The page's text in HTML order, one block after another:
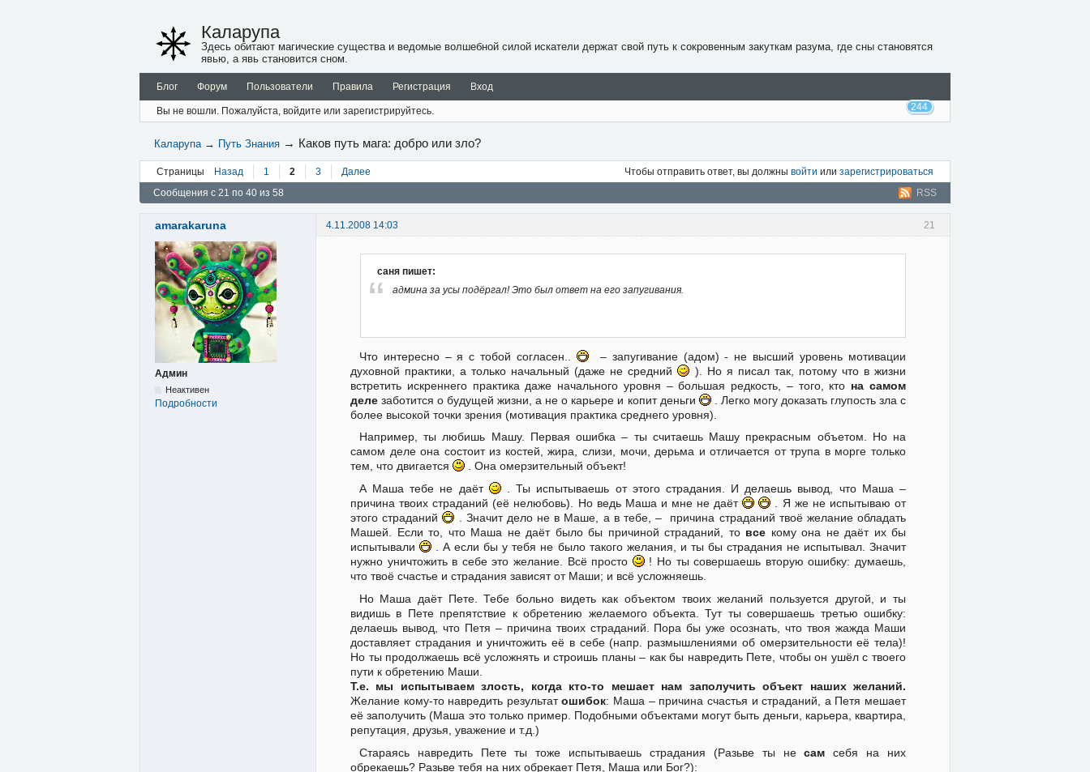
Каларупа
Здесь обитают магические существа и ведомые волшебной силой искатели держат свой путь к сокровенным закуткам разума, где сны становятся
явью, а явь становится сном.
Блог Форум Пользователи Правила Регистрация Вход
Вы не вошли. Пожалуйста, войдите или зарегистрируйтесь. 244
Каларупа → Путь Знания → Каков путь мага: добро или зло?
Страницы Назад 1 2 3 Далее Чтобы отправить ответ, вы должны войти или зарегистрироваться
RSS
Сообщения с 21 по 40 из 58
21
amarakaruna 4.11.2008 14:03
Админ
Неактивен
Подробности
саня пишет:
админа за усы подёргал! Это был ответ на его запугивания.
Что интересно – я с тобой согласен..
– запугивание (адом) - не высший уровень мотивации
духовной практики, а только начальный (даже не средний
). Но я писал так, потому что в жизни
встретить искреннего практика даже начального уровня – большая редкость, – того, кто на самом
деле заботится о будущей жизни, а не о карьере и копит деньги
. Легко могу доказать глупость зла с
более высокой точки зрения (мотивация практика среднего уровня).
Например, ты любишь Машу. Первая ошибка – ты считаешь Машу прекрасным объетом. Но на
самом деле она состоит из костей, жира, слизи, мочи, дерьма и отличается от трупа в морге только
тем, что двигается
. Она омерзительный объект!
А Маша тебе не даёт
. Ты испытываешь от этого страдания. И делаешь вывод, что Маша –
причина твоих страданий (её нелюбовь). Но ведь Маша и мне не даёт
. Я же не испытываю от
этого страданий
. Значит дело не в Маше, а в тебе, – причина страданий твоё желание обладать
Машей. Если то, что Маша не даёт было бы причиной страданий, то все кому она не даёт их бы
испытывали
. А если бы у тебя не было такого желания, и ты бы страдания не испытывал. Значит
нужно уничтожить в себе это желание. Всё просто
! Но ты совершаешь вторую ошибку: думаешь,
что твоё счастье и страдания зависят от Маши; и всё усложняешь.
Но Маша даёт Пете. Тебе больно видеть как объектом твоих желаний пользуется другой, и ты
видишь в Пете препятствие к обретению желаемого объекта. Тут ты совершаешь третью ошибку:
делаешь вывод, что Петя – причина твоих страданий. Пора бы уже осознать, что твоя жажда Маши
доставляет страдания и уничтожить её в себе (напр. размышлениями об омерзительности её тела)!
Но ты продолжаешь всё усложнять и строишь планы – как бы навредить Пете, чтобы он ушёл с твоего
пути к обретению Маши.
Т.е. мы испытываем злость, когда кто-то мешает нам заполучить объект наших желаний.
Желание кому-то навредить результатошибок: Маша – причина счастья и страданий, а Петя мешает
её заполучить (Маша это только пример. Подобными объектами могут быть деньги, карьера, квартира,
репутация, друзья, уважение и т.д.)
Стараясь навредить Пете ты тоже испытываешь страдания (Разьве ты несам себя на них
обрекаешь? Разьве тебя на них обрекает Петя, Маша или Бог?):